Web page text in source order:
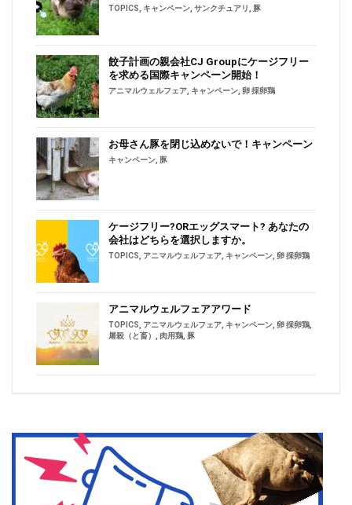
TOPICS, キャンペーン, サンクチュアリ, 豚
餃子計画の親会社CJ Groupにケージフリー
を求める国際キャンペーン開始！
アニマルウェルフェア, キャンペーン, 卵 採卵鶏
お母さん豚を閉じ込めないで！キャンペーン
キャンペーン, 豚
ケージフリー?ORエッグスマート? あなたの
会社はどちらを選択しますか。
TOPICS, アニマルウェルフェア, キャンペーン, 卵 採卵鶏
アニマルウェルフェアアワード
TOPICS, アニマルウェルフェア, キャンペーン, 卵 採卵鶏,
屠殺（と畜） , 肉用鶏, 豚